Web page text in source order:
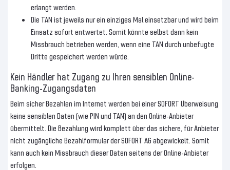
erlangt werden.
Die TAN ist jeweils nur ein einziges Mal einsetzbar und wird beim
Einsatz sofort entwertet. Somit könnte selbst dann kein
Missbrauch betrieben werden, wenn eine TAN durch unbefugte
Dritte gespeichert werden würde.
Kein Händler hat Zugang zu Ihren sensiblen Online-
Banking-Zugangsdaten
Beim sicher Bezahlen im Internet werden bei einer SOFORT Überweisung
keine sensiblen Daten (wie PIN und TAN) an den Online-Anbieter
übermittelt. Die Bezahlung wird komplett über das sichere, für Anbieter
nicht zugängliche Bezahlformular der SOFORT AG abgewickelt. Somit
kann auch kein Missbrauch dieser Daten seitens der Online-Anbieter
erfolgen.